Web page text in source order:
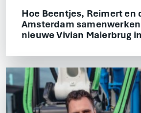
Hoe Beentjes, Reimert en
Amsterdam
nieuwe Vivian Maierbrug